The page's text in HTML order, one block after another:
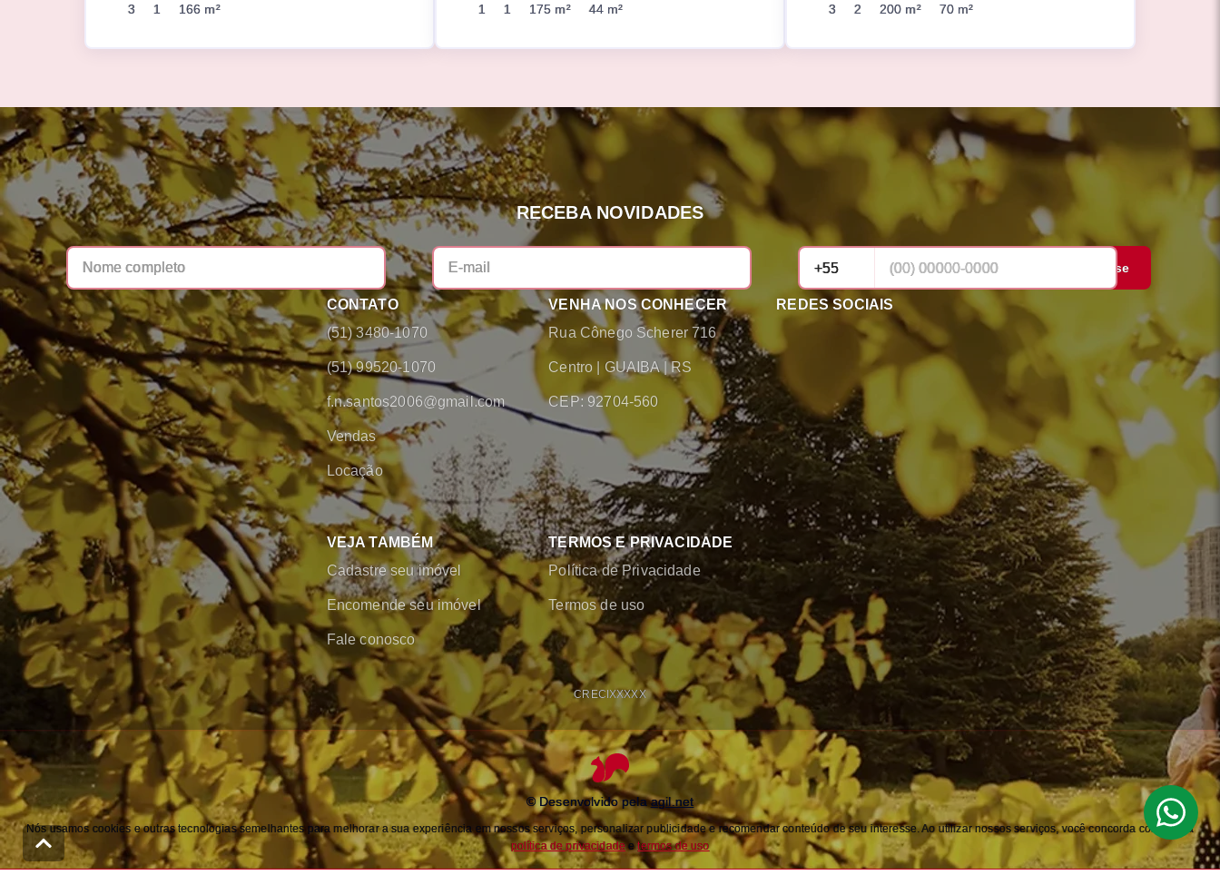
3 1 166 m² 1 1 175 m² 44 m² 3 2 200 m² 70 m²
RECEBA NOVIDADES
Cadastrar-se
CONTATO
(51) 3480-1070
(51) 99520-1070
f.n.santos2006@gmail.com
Vendas
Locação
VENHA NOS CONHECER
Rua Cônego Scherer 716
Centro GUAIBA |RS
CEP: 92704-560
REDES SOCIAIS
VEJA TAMBÉM
Cadastre seu imóvel
Encomende seu imóvel
Fale conosco
TERMOS E PRIVACIDADE
Política de Privacidade
Termos de uso
CRECI XXXXX
© Desenvolvido pelaagil.net
Nós usamos cookies e outras tecnologias semelhantes para melhorar a sua experiência em nossos serviços, personalizar publicidade e recomendar conteúdo de seu interesse. Ao utilizar nossos serviços, você concorda com nossa
política de privacidadeetermos de uso